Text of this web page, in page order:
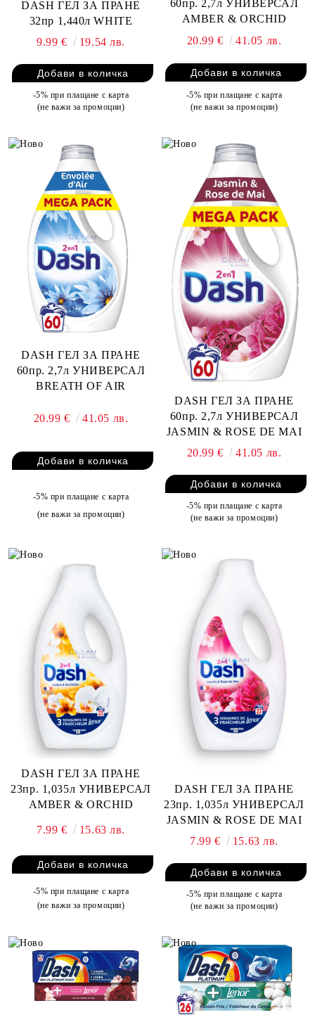
DASH ГЕЛ ЗА ПРАНЕ
32пр 1,440л WHITE
9.99 €
19.54 лв.
-5% при плащане с карта
(не важи за промоции)
60пр. 2,7л УНИВЕРСАЛ
AMBER & ORCHID
20.99 €
41.05 лв.
-5% при плащане с карта
(не важи за промоции)
DASH ГЕЛ ЗА ПРАНЕ
60пр. 2,7л УНИВЕРСАЛ
BREATH OF AIR
20.99 € 41.05 лв.
-5% при плащане с карта
(не важи за промоции)
DASH ГЕЛ ЗА ПРАНЕ
60пр. 2,7л УНИВЕРСАЛ
JASMIN & ROSE DE MAI
20.99 €
41.05 лв.
-5% при плащане с карта
(не важи за промоции)
DASH ГЕЛ ЗА ПРАНЕ
23пр. 1,035л УНИВЕРСАЛ
AMBER & ORCHID
7.99 € 15.63 лв.
-5% при плащане с карта
(не важи за промоции)
DASH ГЕЛ ЗА ПРАНЕ
23пр. 1,035л УНИВЕРСАЛ
JASMIN & ROSE DE MAI
7.99 €
15.63 лв.
-5% при плащане с карта
(не важи за промоции)